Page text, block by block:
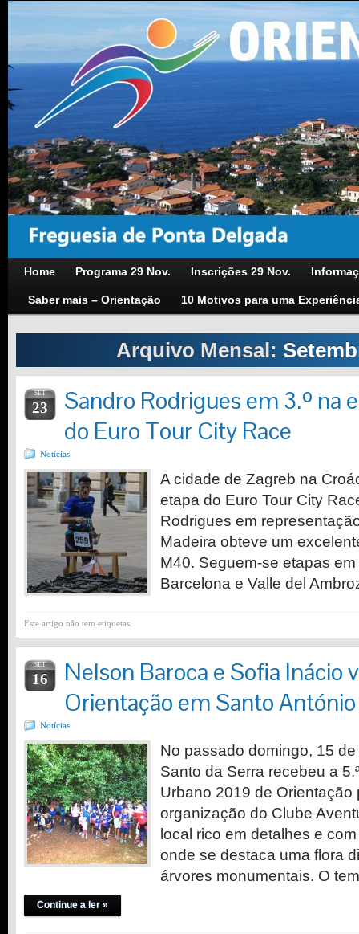
Home Programa 29 Nov. Inscrições 29 Nov.
Saber mais – Orientação 10 Motivos para uma
Arquivo Mensal:
SET
23
Sandro Rodrigues em 3.º na
do Euro Tour City Race
Notícias
A cidade de Zagreb na
etapa do Euro Tour City
Rodrigues em
Madeira obteve um
M40. Seguem-se etapas
Barcelona e Valle del
Este artigo não tem etiquetas.
SET
16
Nelson Baroca e Sofia Inácio
Orientação em Santo
Notícias
No passado domingo, 15
Santo da Serra recebeu a
Urbano 2019 de Orientação
organização do Clube
local rico em detalhes e
onde se destaca uma flora
árvores monumentais. O
Continue a ler »